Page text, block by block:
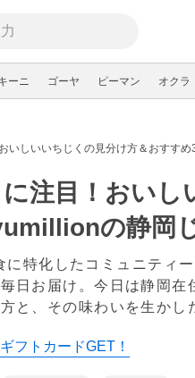
ーニ ゴーヤ ピーマン オクラ
いしいいちじくの見分け方＆おすす
注目！おい
の静岡じ
特化したコミュニティ
日お届け。今日は静岡
と、その味わいを生か
フトカードGET！